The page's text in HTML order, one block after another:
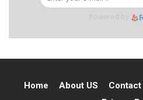
Home About US Contact